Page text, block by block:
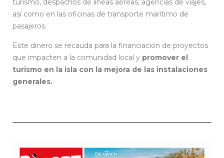
turismo, despachos de líneas aéreas, agencias de viajes,
así como en las oficinas de transporte marítimo de
pasajeros.
Este dinero se recauda para la financiación de proyectos
que impacten a la comunidad local y promover el
turismo en la isla con la mejora de las instalaciones
generales.